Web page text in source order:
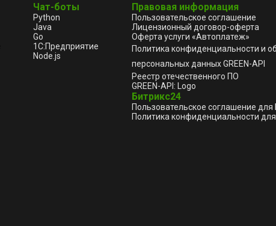
Чат-боты
Python
Java
Go
1С:Предприятие
Node.js
Правовая информация
Пользовательское соглашение
Лицензионный договор-оферта
Оферта услуги «Автоплатеж»
Политика конфиденциальности и
персональных данных GREEN-API
Реестр отечественного ПО
GREEN-API: Logo
Битрикс24
Пользовательское соглашение для
Политика конфиденциальности